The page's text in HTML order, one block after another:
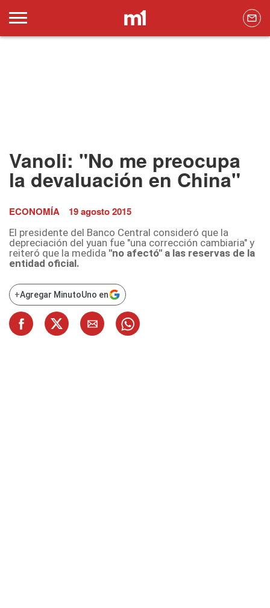
Vanoli: "No me preocupa
la devaluación en China"
ECONOMÍA 19 agosto 2015
El presidente del Banco Central consideró que la
depreciación del yuan fue "una corrección cambiaria" y
reiteró que la medida "no afectó" a las reservas de la
entidad oficial.
+Agregar MinutoUno en